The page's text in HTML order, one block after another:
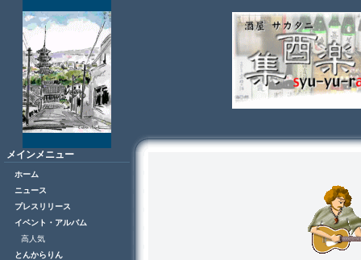
メインメニュー
ホーム
ニュース
プレスリリース
イベント・アルバム
高人気
とんからりん